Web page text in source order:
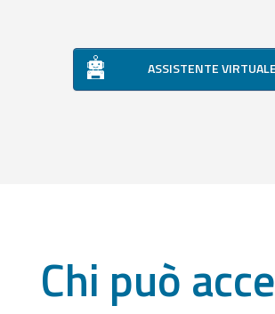
ASSISTENTE VIRTUALE
Chi può